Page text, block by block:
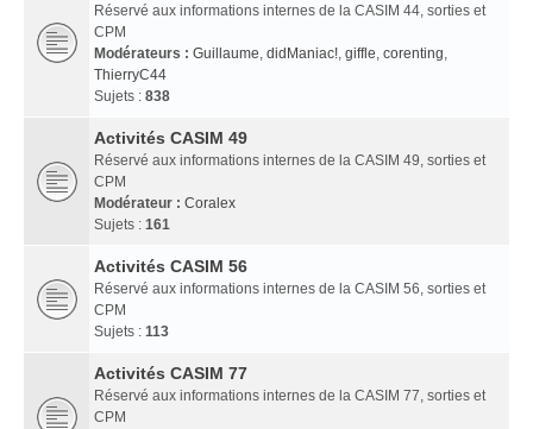
Réservé aux informations internes de la CASIM 44, sorties et
CPM
Modérateurs : Guillaume, didManiac!, giffle, corenting,
ThierryC44
Sujets : 838
Activités CASIM 49
Réservé aux informations internes de la CASIM 49, sorties et
CPM
Modérateur : Coralex
Sujets : 161
Activités CASIM 56
Réservé aux informations internes de la CASIM 56, sorties et
CPM
Sujets : 113
Activités CASIM 77
Réservé aux informations internes de la CASIM 77, sorties et
CPM